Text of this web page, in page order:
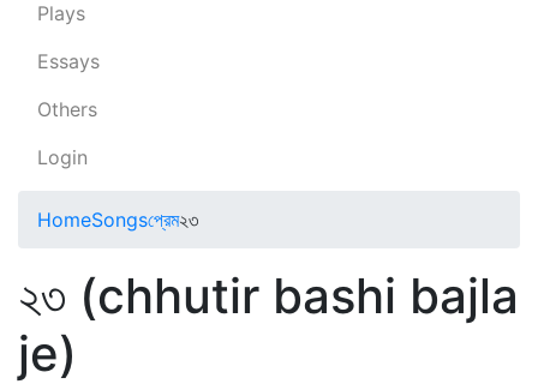
Plays
Essays
Others
Login
HomeSongsপ্রেম২৩
২৩ (chhutir bashi bajla
je)